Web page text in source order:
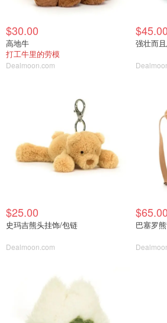
$30.00
高地牛
打工牛里的劳模
Dealmoon.com
$45.00
强壮而
$25.00
史玛吉熊头挂饰/包链
Dealmoon.com
$65.00
巴塞罗